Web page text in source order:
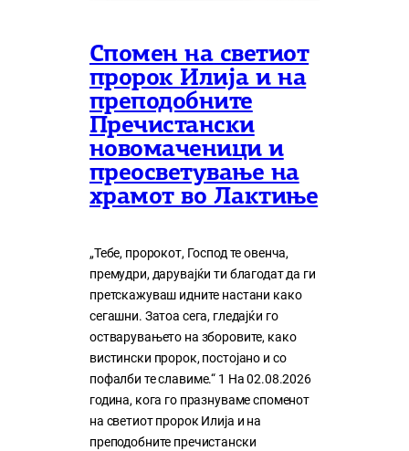
Спомен на светиот
пророк Илија и на
преподобните
Пречистански
новомаченици и
преосветување на
храмот во Лактиње
„Тебе, пророкот, Господ те овенча,
премудри, дарувајќи ти благодат да ги
претскажуваш идните настани како
сегашни. Затоа сега, гледајќи го
остварувањето на зборовите, како
вистински пророк, постојано и со
пофалби те славиме.“ 1 На 02.08.2026
година, кога го празнуваме споменот
на светиот пророк Илија и на
преподобните пречистански